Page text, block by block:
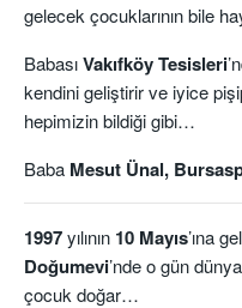
gelecek çocuklarının bile
BabasıVakıfköy Tesisleri
kendini geliştirir ve iyice
hepimizin bildiği gibi…
Baba Mesut Ünal,
1997yılının 10 Mayıs’ına
Doğumevi’nde o gün
çocuk doğar…